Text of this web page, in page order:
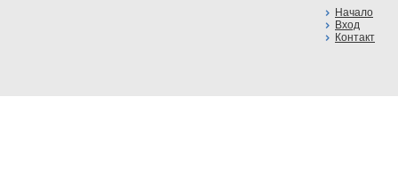
Начало
Вход
Контакт